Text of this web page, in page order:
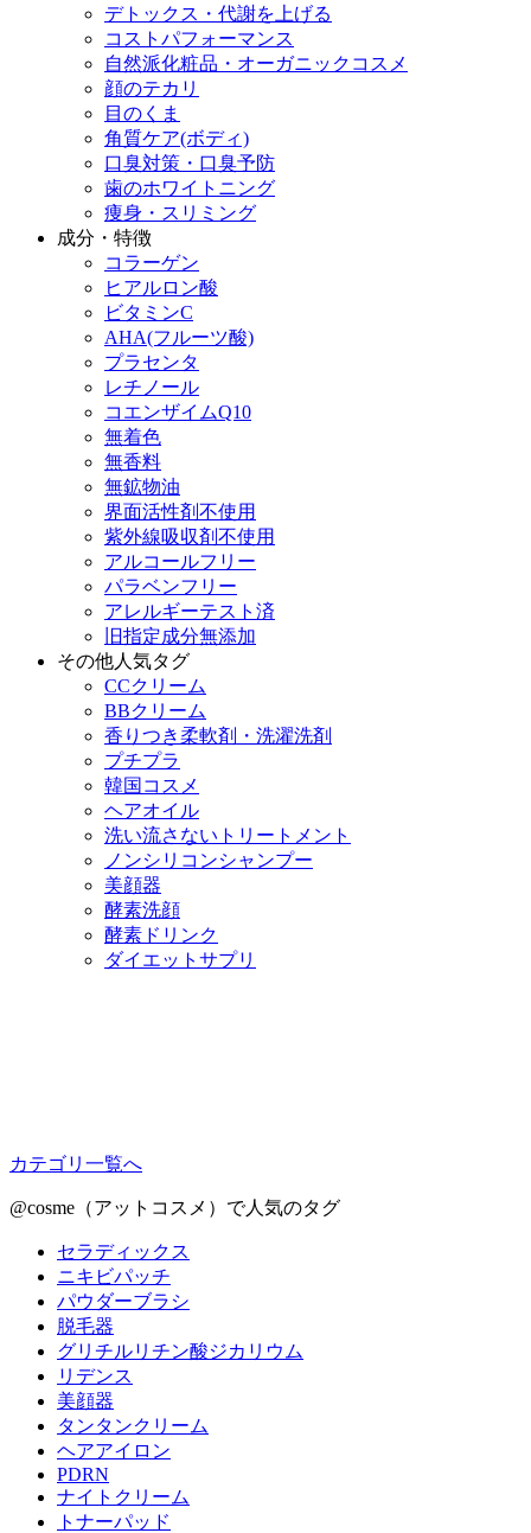
デトックス・代謝を上げる
コストパフォーマンス
自然派化粧品・オーガニックコスメ
顔のテカリ
目のくま
角質ケア(ボディ)
口臭対策・口臭予防
歯のホワイトニング
痩身・スリミング
成分・特徴
コラーゲン
ヒアルロン酸
ビタミンC
AHA(フルーツ酸)
プラセンタ
レチノール
コエンザイムQ10
無着色
無香料
無鉱物油
界面活性剤不使用
紫外線吸収剤不使用
アルコールフリー
パラベンフリー
アレルギーテスト済
旧指定成分無添加
その他人気タグ
CCクリーム
BBクリーム
香りつき柔軟剤・洗濯洗剤
プチプラ
韓国コスメ
ヘアオイル
洗い流さないトリートメント
ノンシリコンシャンプー
美顔器
酵素洗顔
酵素ドリンク
ダイエットサプリ
カテゴリ一覧へ
@cosme（アットコスメ）で人気のタグ
セラディックス
ニキビパッチ
パウダーブラシ
脱毛器
グリチルリチン酸ジカリウム
リデンス
美顔器
タンタンクリーム
ヘアアイロン
PDRN
ナイトクリーム
トナーパッド